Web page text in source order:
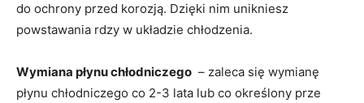
do ochrony przed korozją. ​Dzięki nim unikniesz
powstawania rdzy w układzie chłodzenia.
Wymiana płynu chłodniczego ​ – zaleca ⁢się wymianę
płynu⁤ chłodniczego‍ co 2-3 lata lub‍ co określony ⁣prze⁢